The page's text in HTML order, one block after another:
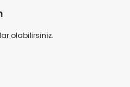
olabilirsiniz.